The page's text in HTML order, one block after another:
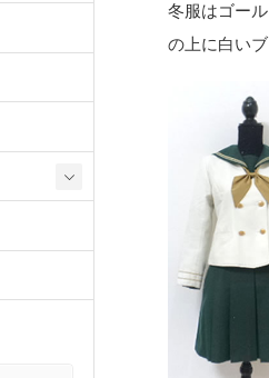
冬服はゴー
の上に白い